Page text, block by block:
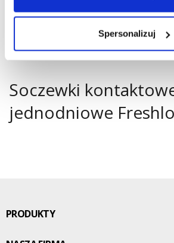
Spersonalizuj
Soczewki
jednodniowe
PRODUKTY